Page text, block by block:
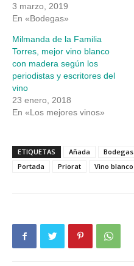
3 marzo, 2019
En «Bodegas»
Milmanda de la Familia
Torres, mejor vino blanco
con madera según los
periodistas y escritores del
vino
23 enero, 2018
En «Los mejores vinos»
ETIQUETAS Añada Bodegas
Portada
Priorat Vino blanco